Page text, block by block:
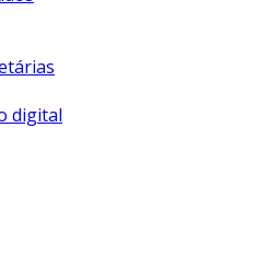
digital